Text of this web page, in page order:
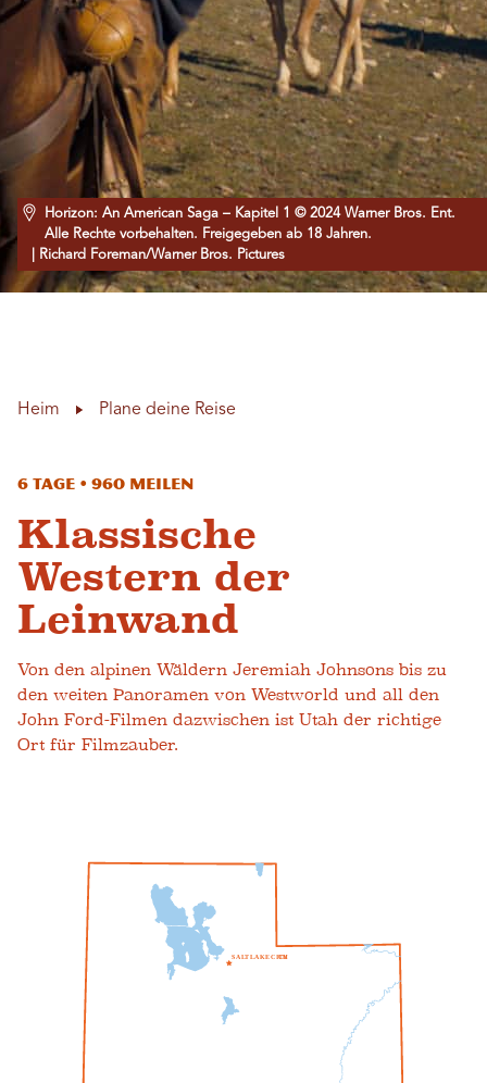
Horizon: An American Saga – Kapitel 1 © 2024 Warner Bros. Ent.
Alle Rechte vorbehalten. Freigegeben ab 18 Jahren.
| Richard Foreman/Warner Bros. Pictures
Heim Plane deine Reise
6 Tage • 960 Meilen
Klassische
Western der
Leinwand
Von den alpinen Wäldern Jeremiah Johnsons bis zu
den weiten Panoramen von Westworld und all den
John Ford-Filmen dazwischen ist Utah der richtige
Ort für Filmzauber.
SALTLAKECICH
TY